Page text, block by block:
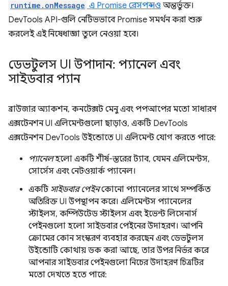
runtime.onMessage এ Promise রেসপন্সও অন্তর্ভুক্ত।
DevTools API-গুলি নেটিভভাবে Promise সমর্থন করা শুরু
করলেই এই নিষেধাজ্ঞা তুলে নেওয়া হবে।
ডেভটুলস UI উপাদান: প্যানেল এবং
সাইডবার প্যান
ব্রাউজার অ্যাকশন, কনটেক্সট মেনু এবং পপআপের মতো সাধারণ
এক্সটেনশন UI এলিমেন্টগুলো ছাড়াও, একটি DevTools
এক্সটেনশন DevTools উইন্ডোতে UI এলিমেন্ট যোগ করতে পারে:
প্যানেলহলো একটি শীর্ষ-স্তরের ট্যাব, যেমন এলিমেন্টস,
সোর্সেস এবং নেটওয়ার্ক প্যানেল।
একটি সাইডবার পেইনকোনো প্যানেলের সাথে সম্পর্কিত
অতিরিক্ত UI উপস্থাপন করে। এলিমেন্টস প্যানেলের
স্টাইলস, কম্পিউটেড স্টাইলস এবং ইভেন্ট লিসেনার্স
পেইনগুলো হলো সাইডবার পেইনের উদাহরণ। আপনি
ক্রোমের কোন সংস্করণ ব্যবহার করছেন এবং ডেভটুলস
উইন্ডোটি কোথায় ডক করা আছে, তার উপর নির্ভর করে
আপনার সাইডবার পেইনগুলো নিচের উদাহরণ চিত্রটির
মতো দেখতে হতে পারে: